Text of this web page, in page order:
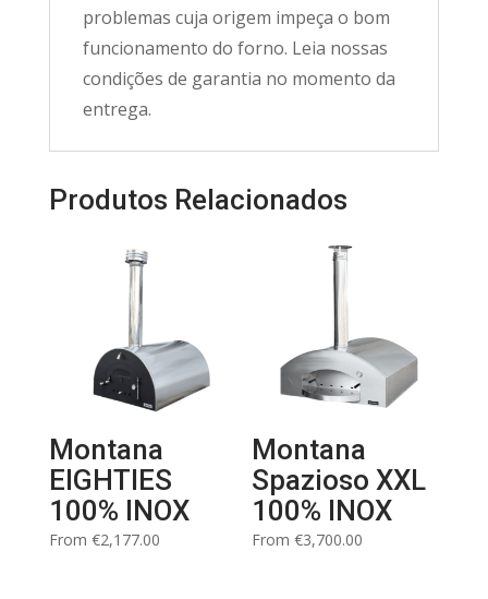
problemas cuja origem impeça o bom
funcionamento do forno. Leia nossas
condições de garantia no momento da
entrega.
Produtos Relacionados
Montana
EIGHTIES
100% INOX
From €2,177.00
Montana
Spazioso XXL
100% INOX
From €3,700.00